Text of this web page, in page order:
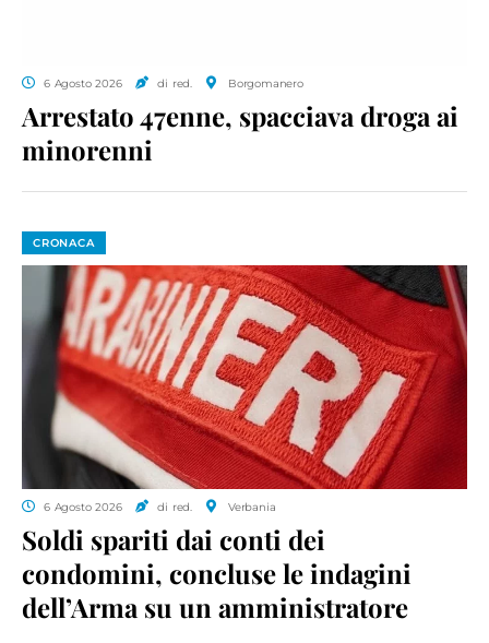
6 Agosto 2026 di red. Borgomanero
Arrestato 47enne, spacciava droga ai
minorenni
CRONACA
6 Agosto 2026 di red. Verbania
Soldi spariti dai conti dei
condomini, concluse le indagini
dell’Arma su un amministratore